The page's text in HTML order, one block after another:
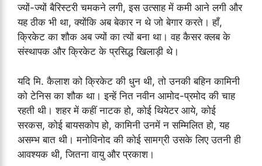
ज्यों-ज्यों बैरिस्टरी चमकने लगी, इस उत्साह में कमी आने लगी और
यह ठीक भी था, क्योंकि अब बेकार न थे जो बेगार करते। हाँ,
क्रिकेट का शौक अब ज्यों का त्यों बना था। वह कैसर क्लब के
संस्थापक और क्रिकेट के प्रसिद्ध खिलाड़ी थे।
यदि मि. कैलाश को क्रिकेट की धुन थी, तो उनकी बहिन कामिनी
को टेनिस का शौक था। इन्हें नित नवीन आमोद-प्रमोद की चाह
रहती थी। शहर में कहीं नाटक हो, कोई थियेटर आये, कोई
सरकस, कोई बायसकोप हो, कामिनी उनमें न सम्मिलित हो, यह
असम्भ बात थी। मनोविनोद की कोई सामग्री उसके लिए उतनी ही
आवश्यक थी, जितना वायु और प्रकाश।